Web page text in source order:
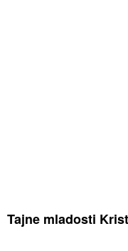
Tajne mladosti